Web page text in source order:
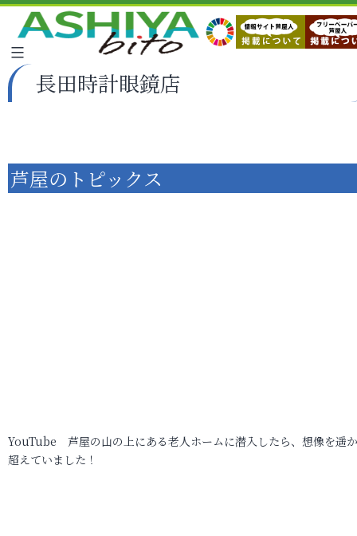
長田時計眼鏡店
芦屋のトピックス
YouTube 芦屋の山の上にある老人ホームに潜入したら、想像を遥
超えていました！